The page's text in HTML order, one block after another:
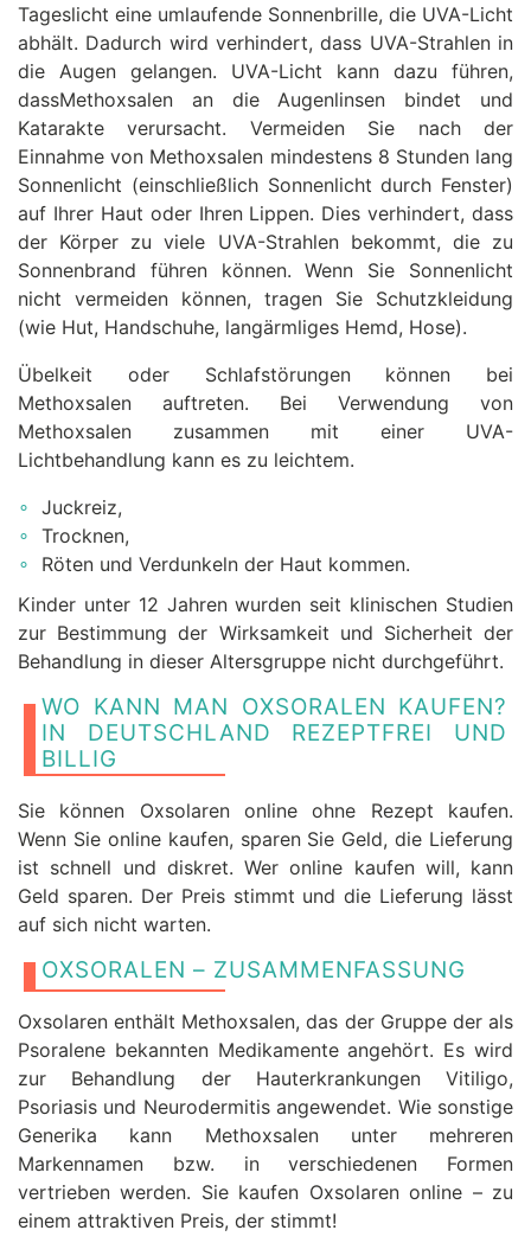
Tageslicht eine umlaufende Sonnenbrille, die UVA-Licht
abhält. Dadurch wird verhindert, dass UVA-Strahlen in
die Augen gelangen. UVA-Licht kann dazu führen,
dassMethoxsalen an die Augenlinsen bindet und
Katarakte verursacht. Vermeiden Sie nach der
Einnahme von Methoxsalen mindestens 8 Stunden lang
Sonnenlicht (einschließlich Sonnenlicht durch Fenster)
auf Ihrer Haut oder Ihren Lippen. Dies verhindert, dass
der Körper zu viele UVA-Strahlen bekommt, die zu
Sonnenbrand führen können. Wenn Sie Sonnenlicht
nicht vermeiden können, tragen Sie Schutzkleidung
(wie Hut, Handschuhe, langärmliges Hemd, Hose).
Übelkeit oder Schlafstörungen können bei
Methoxsalen auftreten. Bei Verwendung von
Methoxsalen zusammen mit einer UVA-
Lichtbehandlung kann es zu leichtem.
Juckreiz,
Trocknen,
Röten und Verdunkeln der Haut kommen.
Kinder unter 12 Jahren wurden seit klinischen Studien
zur Bestimmung der Wirksamkeit und Sicherheit der
Behandlung in dieser Altersgruppe nicht durchgeführt.
WO KANN MAN OXSORALEN KAUFEN?
IN DEUTSCHLAND REZEPTFREI UND
BILLIG
Sie können Oxsolaren online ohne Rezept kaufen.
Wenn Sie online kaufen, sparen Sie Geld, die Lieferung
ist schnell und diskret. Wer online kaufen will, kann
Geld sparen. Der Preis stimmt und die Lieferung lässt
auf sich nicht warten.
OXSORALEN – ZUSAMMENFASSUNG
Oxsolaren enthält Methoxsalen, das der Gruppe der als
Psoralene bekannten Medikamente angehört. Es wird
zur Behandlung der Hauterkrankungen Vitiligo,
Psoriasis und Neurodermitis angewendet. Wie sonstige
Generika kann Methoxsalen unter mehreren
Markennamen bzw. in verschiedenen Formen
vertrieben werden. Sie kaufen Oxsolaren online – zu
einem attraktiven Preis, der stimmt!